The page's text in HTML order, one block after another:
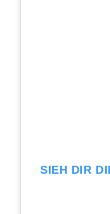
SIEH DIR